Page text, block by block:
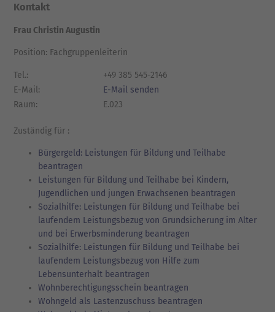
Kontakt
Frau Christin Augustin
Position: Fachgruppenleiterin
Tel.:
+49 385 545-2146
E-Mail:
E-Mail senden
Raum:
E.023
Zuständig für :
Bürgergeld: Leistungen für Bildung und Teilhabe
beantragen
Leistungen für Bildung und Teilhabe bei Kindern,
Jugendlichen und jungen Erwachsenen beantragen
Sozialhilfe: Leistungen für Bildung und Teilhabe bei
laufendem Leistungsbezug von Grundsicherung im Alter
und bei Erwerbsminderung beantragen
Sozialhilfe: Leistungen für Bildung und Teilhabe bei
laufendem Leistungsbezug von Hilfe zum
Lebensunterhalt beantragen
Wohnberechtigungsschein beantragen
Wohngeld als Lastenzuschuss beantragen